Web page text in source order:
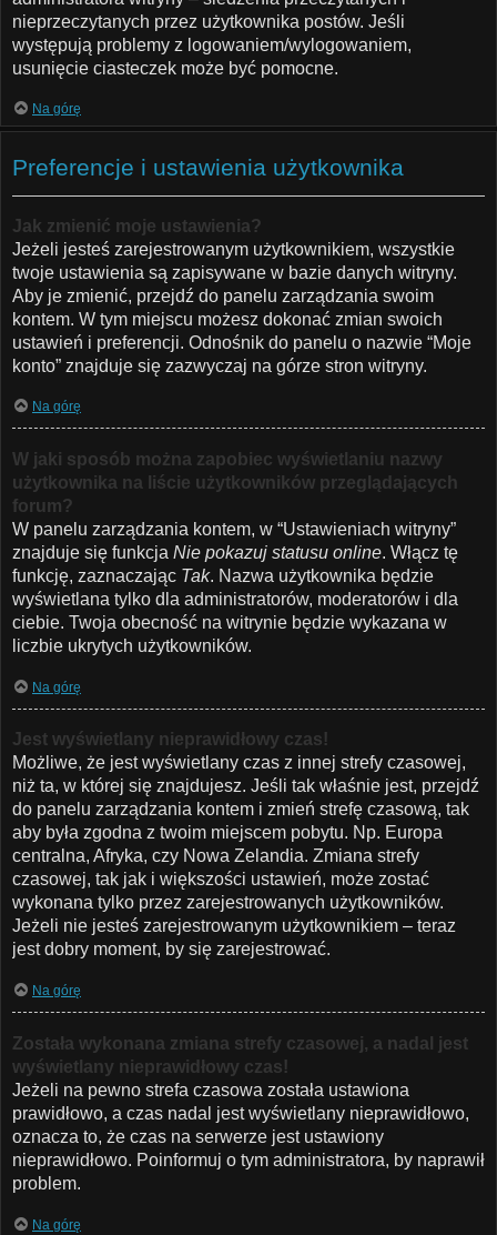
nieprzeczytanych przez użytkownika postów. Jeśli
występują problemy z logowaniem/wylogowaniem,
usunięcie ciasteczek może być pomocne.
Na górę
Preferencje i ustawienia użytkownika
Jak zmienić moje ustawienia?
Jeżeli jesteś zarejestrowanym użytkownikiem, wszystkie
twoje ustawienia są zapisywane w bazie danych witryny.
Aby je zmienić, przejdź do panelu zarządzania swoim
kontem. W tym miejscu możesz dokonać zmian swoich
ustawień i preferencji. Odnośnik do panelu o nazwie “Moje
konto” znajduje się zazwyczaj na górze stron witryny.
Na górę
W jaki sposób można zapobiec wyświetlaniu nazwy
użytkownika na liście użytkowników przeglądających
forum?
W panelu zarządzania kontem, w “Ustawieniach witryny”
znajduje się funkcja Nie pokazuj statusu online. Włącz tę
funkcję, zaznaczając Tak. Nazwa użytkownika będzie
wyświetlana tylko dla administratorów, moderatorów i dla
ciebie. Twoja obecność na witrynie będzie wykazana w
liczbie ukrytych użytkowników.
Na górę
Jest wyświetlany nieprawidłowy czas!
Możliwe, że jest wyświetlany czas z innej strefy czasowej,
niż ta, w której się znajdujesz. Jeśli tak właśnie jest, przejdź
do panelu zarządzania kontem i zmień strefę czasową, tak
aby była zgodna z twoim miejscem pobytu. Np. Europa
centralna, Afryka, czy Nowa Zelandia. Zmiana strefy
czasowej, tak jak i większości ustawień, może zostać
wykonana tylko przez zarejestrowanych użytkowników.
Jeżeli nie jesteś zarejestrowanym użytkownikiem – teraz
jest dobry moment, by się zarejestrować.
Na górę
Została wykonana zmiana strefy czasowej, a nadal jest
wyświetlany nieprawidłowy czas!
Jeżeli na pewno strefa czasowa została ustawiona
prawidłowo, a czas nadal jest wyświetlany nieprawidłowo,
oznacza to, że czas na serwerze jest ustawiony
nieprawidłowo. Poinformuj o tym administratora, by naprawił
problem.
Na górę